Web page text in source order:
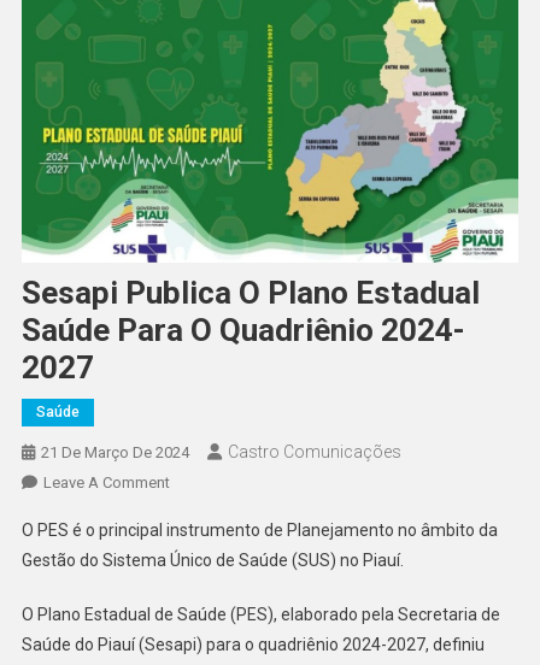
Sesapi Publica O Plano Estadual
Saúde Para O Quadriênio 2024-
2027
Saúde
21 De Março De 2024 Castro Comunicações
Leave A Comment
O PES é o principal instrumento de Planejamento no âmbito da
Gestão do Sistema Único de Saúde (SUS) no Piauí.
O Plano Estadual de Saúde (PES), elaborado pela Secretaria de
Saúde do Piauí (Sesapi) para o quadriênio 2024-2027, definiu